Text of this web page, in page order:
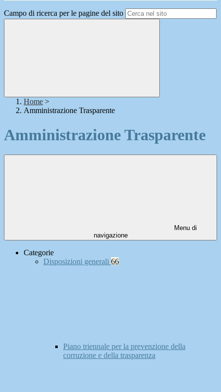
Campo di ricerca per le pagine del sito
Home >
Amministrazione Trasparente
Amministrazione Trasparente
Menu di
navigazione
Categorie
Disposizioni generali 66
Piano triennale per la prevenzione della
corruzione e della trasparenza